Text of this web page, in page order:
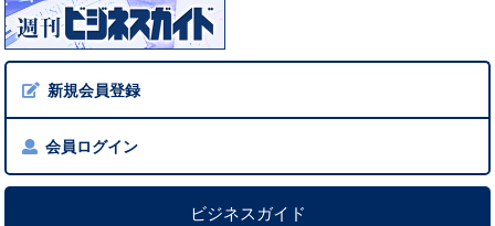
新規会員登録
会員ログイン
ビジネスガイド